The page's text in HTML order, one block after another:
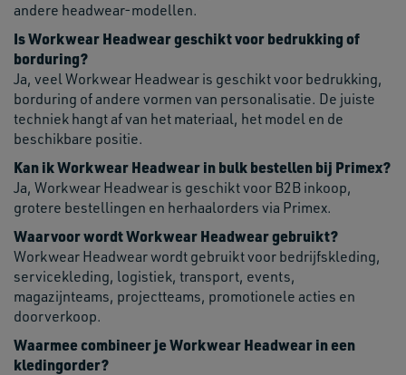
andere headwear-modellen.
Is Workwear Headwear geschikt voor bedrukking of
borduring?
Ja, veel Workwear Headwear is geschikt voor bedrukking,
borduring of andere vormen van personalisatie. De juiste
techniek hangt af van het materiaal, het model en de
beschikbare positie.
Kan ik Workwear Headwear in bulk bestellen bij Primex?
Ja, Workwear Headwear is geschikt voor B2B inkoop,
grotere bestellingen en herhaalorders via Primex.
Waarvoor wordt Workwear Headwear gebruikt?
Workwear Headwear wordt gebruikt voor bedrijfskleding,
servicekleding, logistiek, transport, events,
magazijnteams, projectteams, promotionele acties en
doorverkoop.
Waarmee combineer je Workwear Headwear in een
kledingorder?